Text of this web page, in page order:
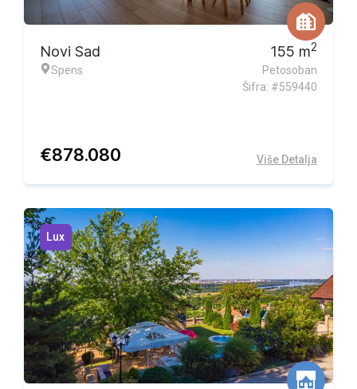
Ekskluzivna ponuda
Novi Sad
Spens
155 m2
Petosoban
Šifra: #559440
€878.080 Više Detalja
Lux